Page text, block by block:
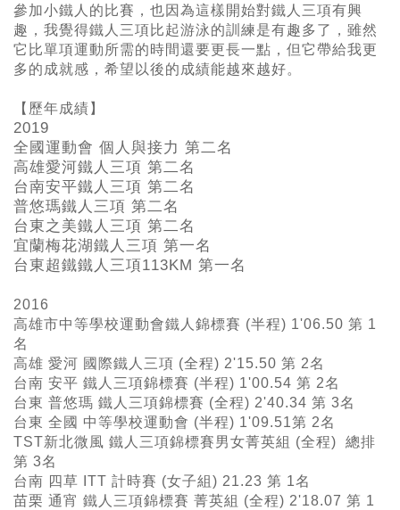
參加小鐵人的比賽，也因為這樣開始對鐵人三項有興
趣，我覺得鐵人三項比起游泳的訓練是有趣多了，雖然
它比單項運動所需的時間還要更長一點，但它帶給我更
多的成就感，希望以後的成績能越來越好。
【歷年成績】
2019
全國運動會 個人與接力 第二名
高雄愛河鐵人三項 第二名
台南安平鐵人三項 第二名
普悠瑪鐵人三項 第二名
台東之美鐵人三項 第二名
宜蘭梅花湖鐵人三項 第一名
台東超鐵鐵人三項113KM 第一名
2016
高雄市中等學校運動會鐵人錦標賽 (半程) 1'06.50 第 1
名
高雄 愛河 國際鐵人三項 (全程) 2'15.50 第 2名
台南 安平 鐵人三項錦標賽 (半程) 1'00.54 第 2名
台東 普悠瑪 鐵人三項錦標賽 (全程) 2'40.34 第 3名
台東 全國 中等學校運動會 (半程) 1'09.51第 2名
TST新北微風 鐵人三項錦標賽男女菁英組 (全程) 總排
第 3名
台南 四草 ITT 計時賽 (女子組) 21.23 第 1名
苗栗 通宵 鐵人三項錦標賽 菁英組 (全程) 2'18.07 第 1